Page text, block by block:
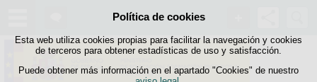
Política de cookies
Esta web utiliza cookies propias para facilitar la navegación y cookies
de terceros para obtener estadísticas de uso y satisfacción.
Puede obtener más información en el apartado "Cookies" de nuestro
Saltar al contenido